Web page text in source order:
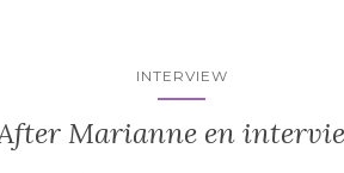
INTERVIEW
Marianne en